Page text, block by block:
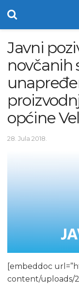
Javni
novčanih
općine
28. Jula 2018.
[embeddoc
content/uploads/